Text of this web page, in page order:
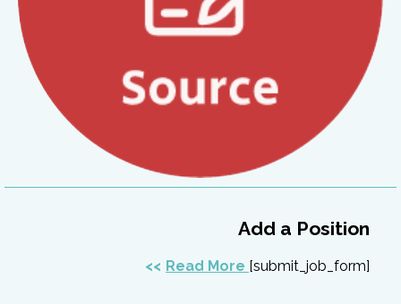
Add a Position
[submit_job_form]